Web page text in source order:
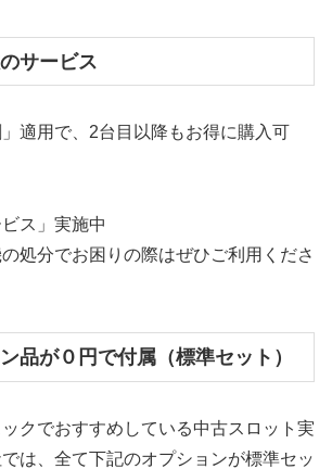
サービス
」適用で、2台目以降もお得に購入可
ス」実施中
処分でお困りの際はぜひご利用くださ
品が０円で付属（標準セット）
クでおすすめしている中古スロット実
は、全て下記のオプションが標準セッ